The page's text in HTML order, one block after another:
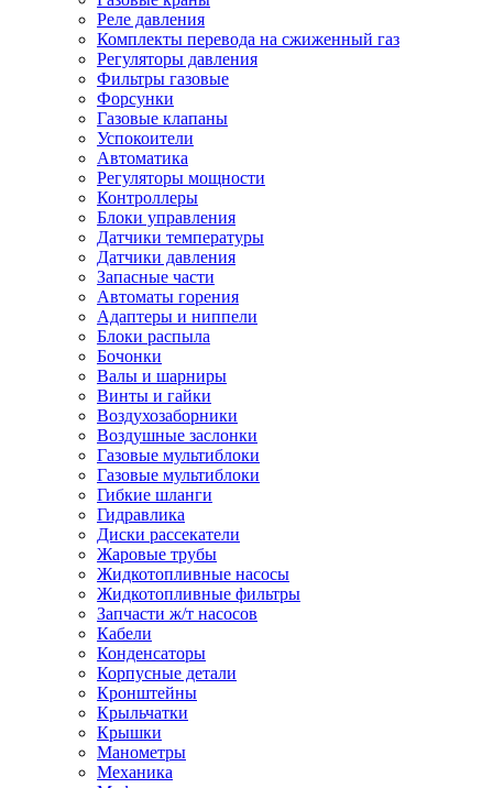
Реле давления
Комплекты перевода на сжиженный газ
Регуляторы давления
Фильтры газовые
Форсунки
Газовые клапаны
Успокоители
Автоматика
Регуляторы мощности
Контроллеры
Блоки управления
Датчики температуры
Датчики давления
Запасные части
Автоматы горения
Адаптеры и ниппели
Блоки распыла
Бочонки
Валы и шарниры
Винты и гайки
Воздухозаборники
Воздушные заслонки
Газовые мультиблоки
Газовые мультиблоки
Гибкие шланги
Гидравлика
Диски рассекатели
Жаровые трубы
Жидкотопливные насосы
Жидкотопливные фильтры
Запчасти ж/т насосов
Кабели
Конденсаторы
Корпусные детали
Кронштейны
Крыльчатки
Крышки
Манометры
Механика